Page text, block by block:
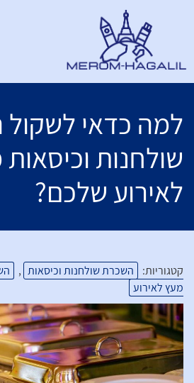
למה כדאי
שולחנות
לאירוע שלכם?
קטגוריות: השכרת שולחנות וכיסאות ,
מעץ לאירוע